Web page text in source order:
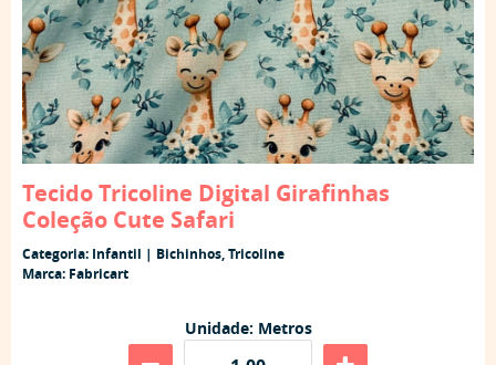
Tecido Tricoline Digital Girafinhas
Coleção Cute Safari
Categoria: Infantil | Bichinhos,Tricoline
Marca: Fabricart
Unidade: Metros